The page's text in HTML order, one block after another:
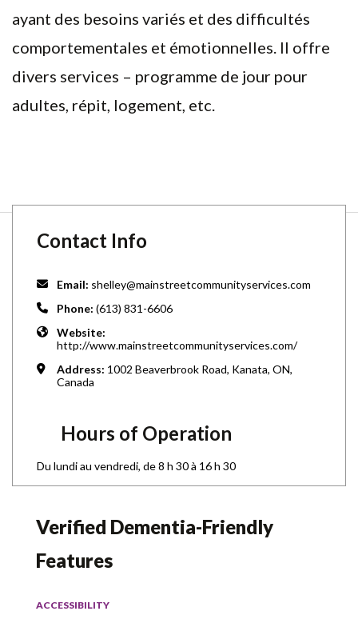
ayant des besoins variés et des difficultés
comportementales et émotionnelles. Il offre
divers services – programme de jour pour
adultes, répit, logement, etc.
Contact Info
Email: shelley@mainstreetcommunityservices.com
Phone: (613) 831-6606
Website:
http://www.mainstreetcommunityservices.com/
Address: 1002 Beaverbrook Road, Kanata, ON,
Canada
Hours of Operation
Du lundi au vendredi, de 8 h 30 à 16 h 30
Verified Dementia-Friendly
Features
ACCESSIBILITY